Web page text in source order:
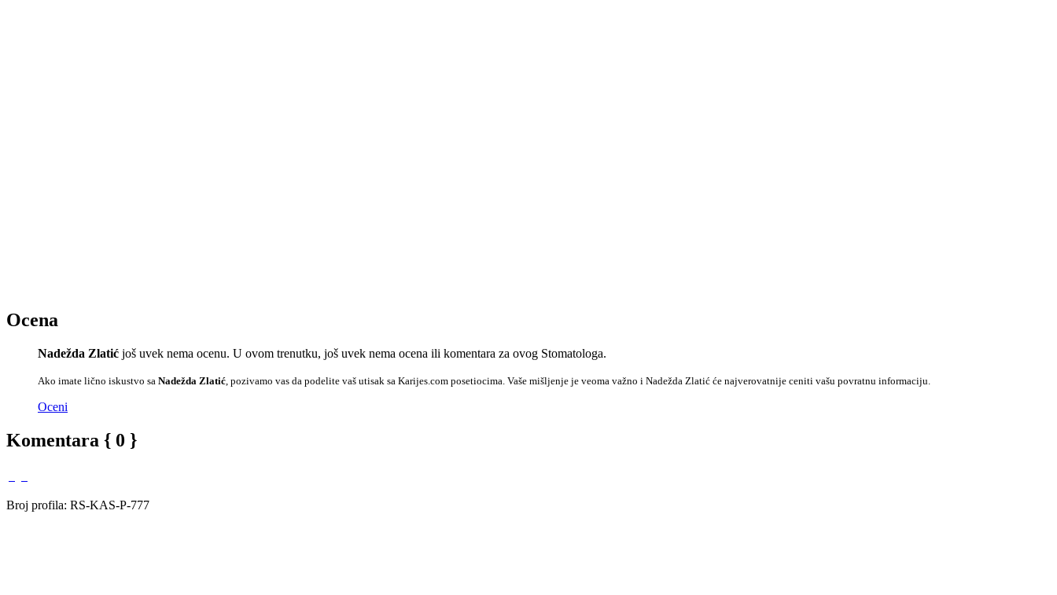
Ocena
Nadežda Zlatić još uvek nema ocenu. U ovom trenutku, još uvek nema ocena ili komentara za ovog Stomatologa.
Ako imate lično iskustvo sa Nadežda Zlatić , pozivamo vas da podelite vaš utisak sa Karijes.com posetiocima. Vaše mišljenje je veoma važno i Nadežda Zlatić će najverovatnije ceniti vašu povratnu informaciju.
Oceni
Komentara { 0 }
Broj profila: RS-KAS-P-777